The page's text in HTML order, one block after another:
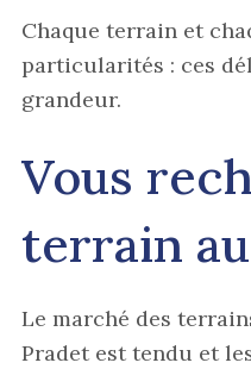
Chaque terrain et
particularités : ces
grandeur.
Vous
terrain
Le marché des
Pradet est tendu et